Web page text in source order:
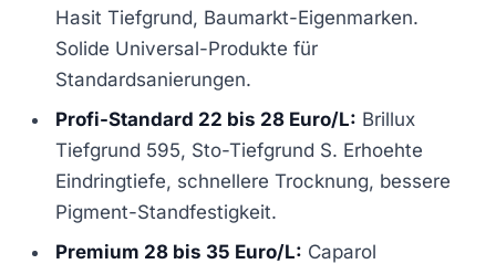
Hasit Tiefgrund, Baumarkt-Eigenmarken.
Solide Universal-Produkte für
Standardsanierungen.
Profi-Standard 22 bis 28 Euro/L: Brillux
Tiefgrund 595, Sto-Tiefgrund S. Erhoehte
Eindringtiefe, schnellere Trocknung, bessere
Pigment-Standfestigkeit.
Premium 28 bis 35 Euro/L: Caparol